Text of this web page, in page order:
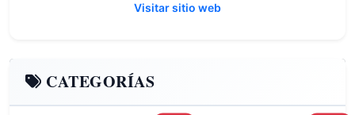
Visitar sitio web
CATEGORÍAS